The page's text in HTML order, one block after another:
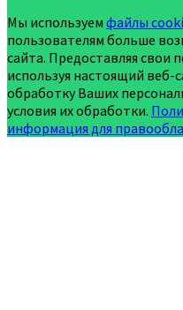
Мы используем файлы
пользователям больше
сайта. Предоставляя свои
используя настоящий веб-
обработку Ваших
условия их обработки.
информация для